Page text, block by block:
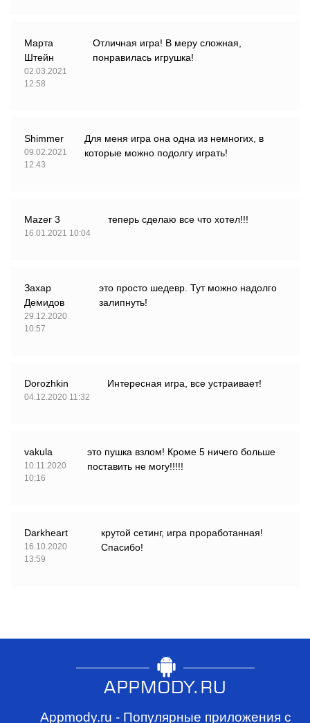
Марта
Штейн
02.03.2021
12:58
Отличная игра! В меру сложная,
понравилась игрушка!
Shimmer
09.02.2021
12:43
Для меня игра она одна из немногих, в
которые можно подолгу играть!
Mazer 3
16.01.2021 10:04
теперь сделаю все что хотел!!!
Захар
Демидов
29.12.2020
10:57
это просто шедевр. Тут можно надолго
залипнуть!
Dorozhkin
04.12.2020 11:32
Интересная игра, все устраивает!
vakula
10.11.2020
10:16
это пушка взлом! Кроме 5 ничего больше
поставить не могу!!!!!
Darkheart
16.10.2020
13:59
крутой сетинг, игра проработанная!
Спасибо!
Appmody.ru - Популярные приложения с